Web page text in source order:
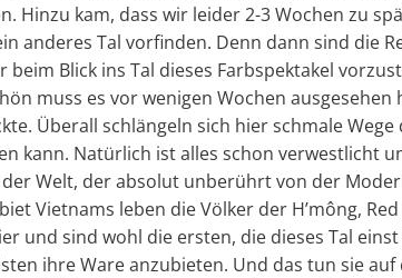
Hinzu kam, dass wir leider 2-3 Wochen zu
anderes Tal vorfinden. Denn dann sind die
Blick ins Tal dieses Farbspektakel
muss es vor wenigen Wochen
Überall schlängeln sich hier schmale
kann. Natürlich ist alles schon verwestlicht
Welt, der absolut unberührt von der
Vietnams leben die Völker der H’mông,
und sind wohl die ersten, die dieses Tal
ihre Ware anzubieten. Und das tun sie